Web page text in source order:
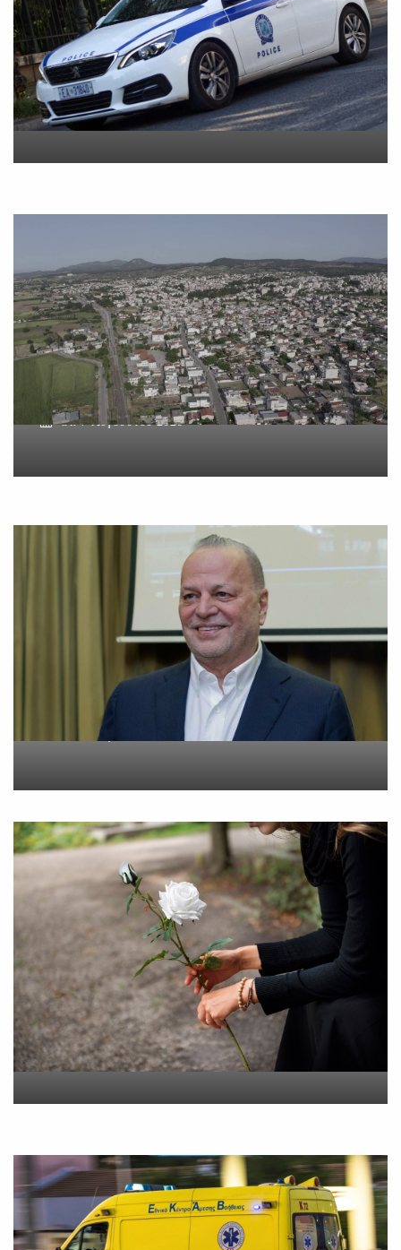
400.000 ευρώ και
κοσμήματα
On 9 Αυγούστου 2026
Σοβαρό επεισόδιο μεταξύ
δύο ανδρών στο κέντρο της
Θήβας
On7 Αυγούστου 2026
Metlen: Σε επίπεδο ρεκόρ
τα EBITDA το εξάμηνο
6 Αυγούστου 2026
“Εφυγε” σε ηλικία 55 ετών
η Βίκυ Σωκρ. Γερασίμου
On5 Αυγούστου 2026
Βοιωτία: Νεκρός ο